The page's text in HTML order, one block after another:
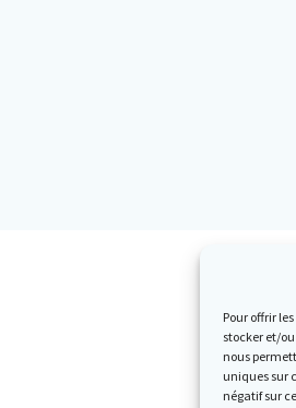
Pour offrir
stocker et/
nous
uniques sur
négatif sur